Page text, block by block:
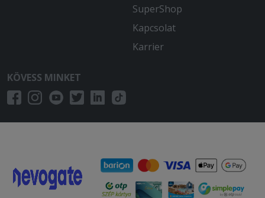
SuperShop
Kapcsolat
Karrier
KÖVESS MINKET